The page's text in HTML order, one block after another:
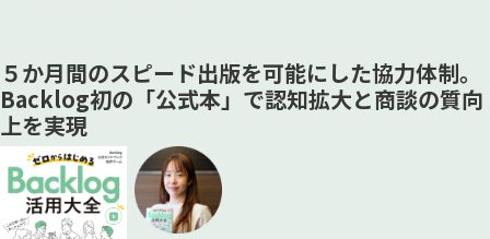
５か月間のスピード出版を可能にした協力体制。
Backlog初の「公式本」で認知拡大と商談の質向
上を実現